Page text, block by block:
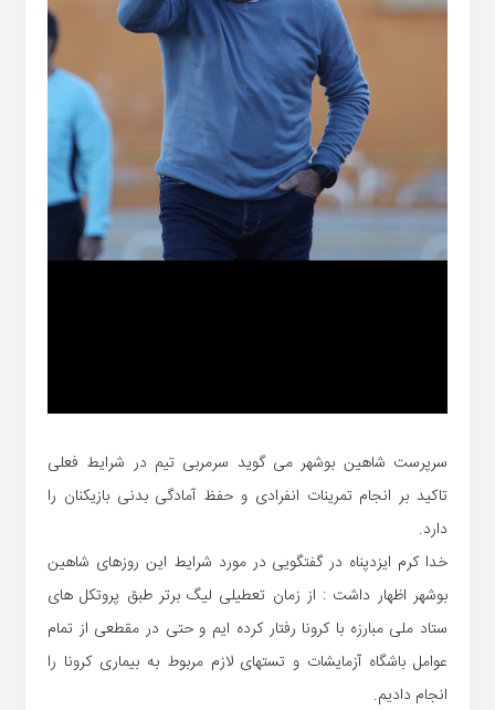
سرپرست شاهین بوشهر می گوید سرمربی تیم در شرایط فعلی
تاکید بر انجام تمرینات انفرادی و حفظ آمادگی بدنی بازیکنان را
دارد.
خدا کرم ایزدپناه در گفتگویی در مورد شرایط این روزهای شاهین
بوشهر اظهار داشت : از زمان تعطیلی لیگ برتر طبق پروتکل های
ستاد ملی مبارزه با کرونا رفتار کرده ایم و حتی در مقطعی از تمام
عوامل باشگاه آزمایشات و تستهای لازم مربوط به بیماری کرونا را
انجام‌ دادیم.